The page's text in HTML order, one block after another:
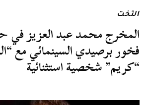
التخت
المخرج محمد عبد العزيز في
فخور برصيدي السينمائي مع
“كريم” شخصية استثنائية